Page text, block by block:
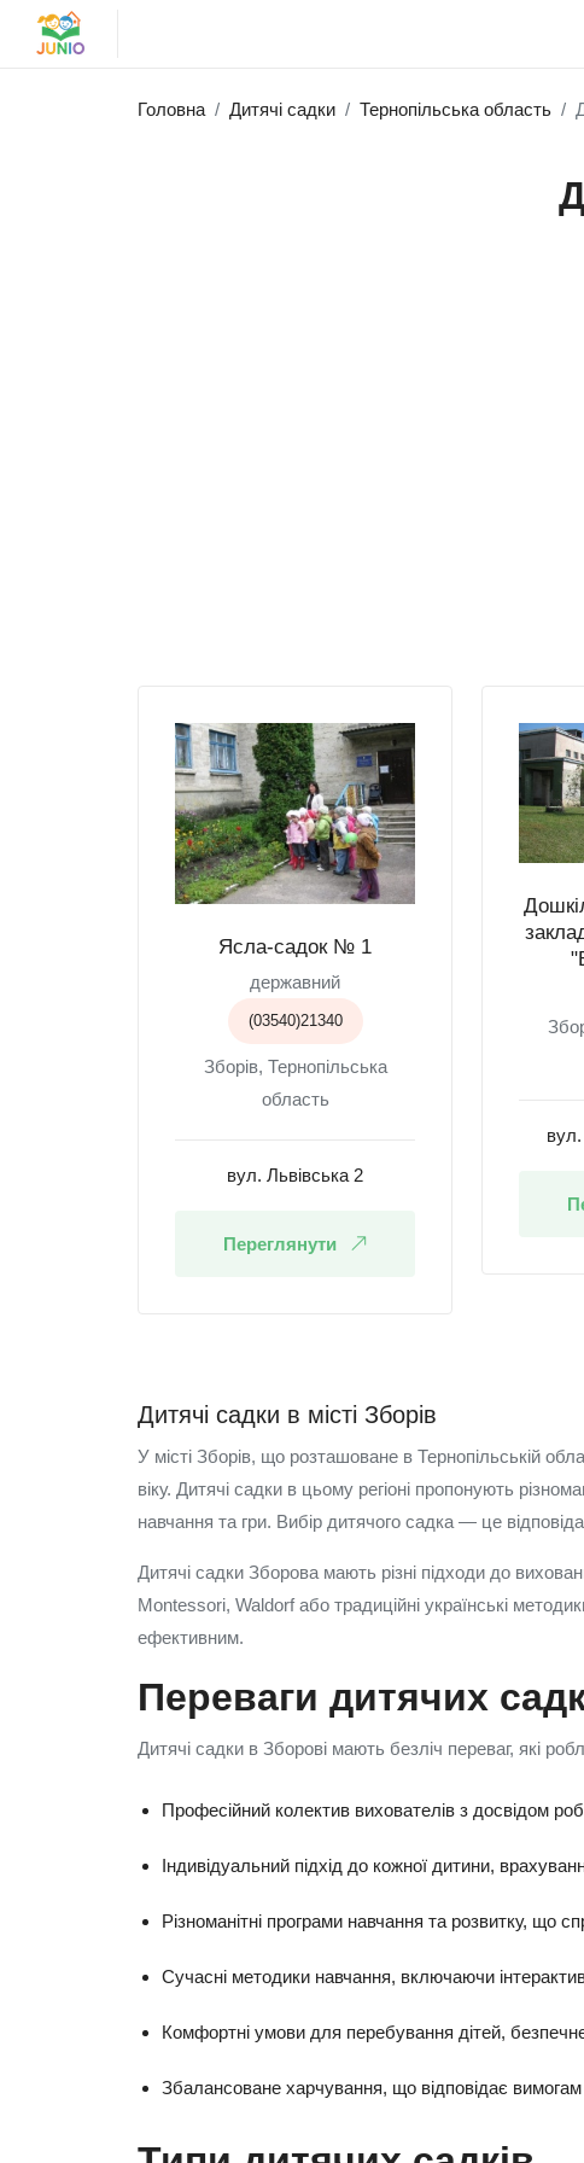
Головна Дитячі садки Тернопільська область
Ясла-садок № 1
державний
(03540)21340
Зборів, Тернопільська
область
вул. Львівська 2
Переглянути
Дитячі садки в місті Зборів
У місті Зборів, що розташоване в Тернопільській
віку. Дитячі садки в цьому регіоні пропонують
навчання та гри. Вибір дитячого садка — це
Дитячі садки Зборова мають різні підходи до
Montessori, Waldorf або традиційні українські
ефективним.
Переваги дитячих
Дитячі садки в Зборові мають безліч переваг, які
Професійний колектив вихователів з досвідом
Індивідуальний підхід до кожної дитини,
Різноманітні програми навчання та розвитку, що
Сучасні методики навчання, включаючи
Комфортні умови для перебування дітей,
Збалансоване харчування, що відповідає